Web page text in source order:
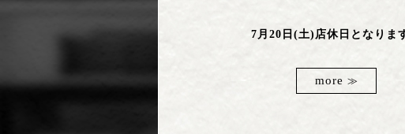
7月20日(土)店休日となりま
more ≫